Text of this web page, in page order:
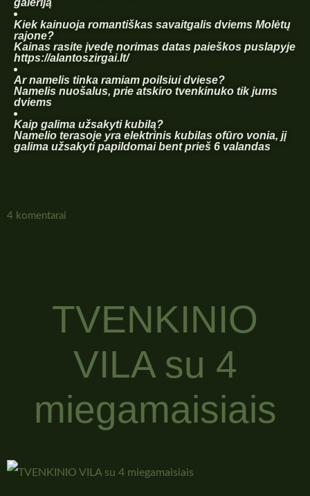
galeriją
Kiek kainuoja romantiškas savaitgalis dviems Molėtų
rajone?
Kainas rasite įvedę norimas datas paieškos puslapyje
https://alantoszirgai.lt/
Ar namelis tinka ramiam poilsiui dviese?
Namelis nuošalus, prie atskiro tvenkinuko tik jums
dviems
Kaip galima užsakyti kubilą?
Namelio terasoje yra elektrinis kubilas ofūro vonia, jį
galima užsakyti papildomai bent prieš 6 valandas
4 komentarai
TVENKINIO
VILA su 4
miegamaisiais